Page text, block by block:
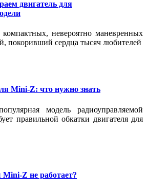
двигатель для
невероятно маневренных
покоривший сердца тысяч любителей
Mini-Z: что нужно знать
модель радиоуправляемой
правильной обкатки двигателя для
Z не работает?